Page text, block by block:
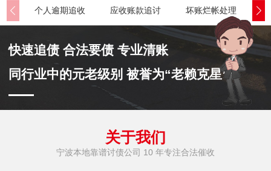
个人逾期追收 应收账款追讨 坏账烂帐处理
快速追债 合法要债 专业清账
同行业中的元老级别 被誉为“老赖克星”
关于我们
宁波本地靠谱讨债公司 10 年专注合法催收